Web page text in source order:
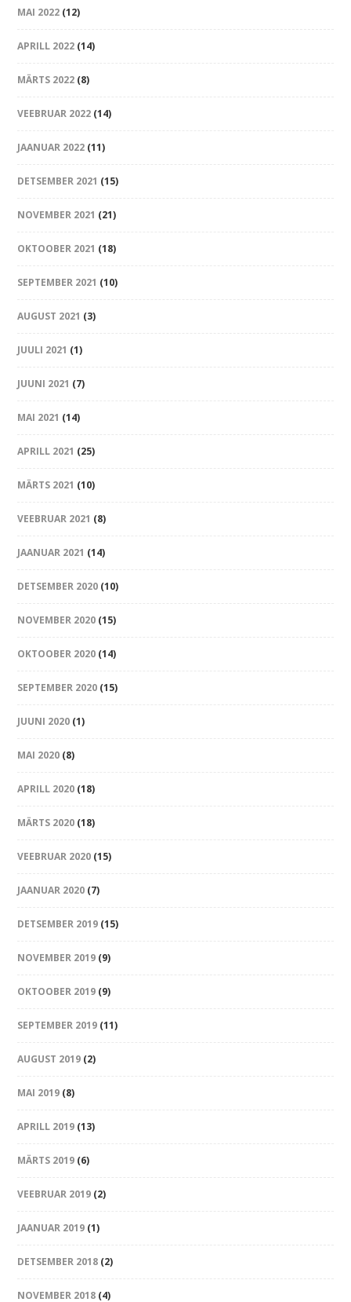
MAI 2022 (12)
APRILL 2022 (14)
MÄRTS 2022 (8)
VEEBRUAR 2022 (14)
JAANUAR 2022 (11)
DETSEMBER 2021 (15)
NOVEMBER 2021 (21)
OKTOOBER 2021 (18)
SEPTEMBER 2021 (10)
AUGUST 2021 (3)
JUULI 2021 (1)
JUUNI 2021 (7)
MAI 2021 (14)
APRILL 2021 (25)
MÄRTS 2021 (10)
VEEBRUAR 2021 (8)
JAANUAR 2021 (14)
DETSEMBER 2020 (10)
NOVEMBER 2020 (15)
OKTOOBER 2020 (14)
SEPTEMBER 2020 (15)
JUUNI 2020 (1)
MAI 2020 (8)
APRILL 2020 (18)
MÄRTS 2020 (18)
VEEBRUAR 2020 (15)
JAANUAR 2020 (7)
DETSEMBER 2019 (15)
NOVEMBER 2019 (9)
OKTOOBER 2019 (9)
SEPTEMBER 2019 (11)
AUGUST 2019 (2)
MAI 2019 (8)
APRILL 2019 (13)
MÄRTS 2019 (6)
VEEBRUAR 2019 (2)
JAANUAR 2019 (1)
DETSEMBER 2018 (2)
NOVEMBER 2018 (4)